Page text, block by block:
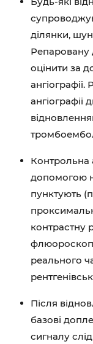
ділянки,
Репаровану
оцінити за
ангіографії
Контрольна
допомогою
пунктують
контрастну
реального
Після
базові
сигналу